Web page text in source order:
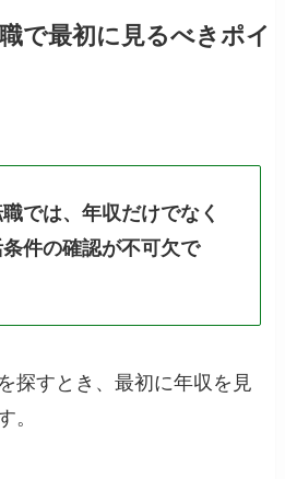
で最初に見るべきポイ
では、年収だけでなく
件の確認が不可欠で
探すとき、最初に年収を見
。